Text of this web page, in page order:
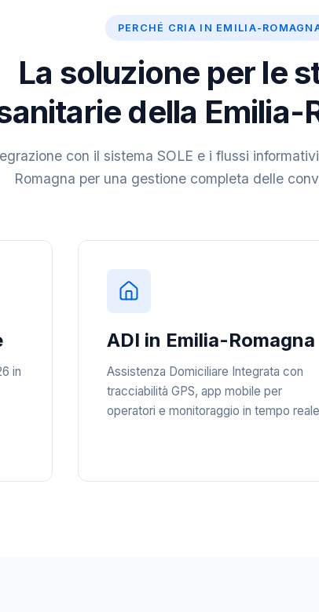
PERCHÉ CRIA IN EMILIA-
La soluzione per le
della Emilia-
con il sistema SOLE e i flussi
Romagna per una gestione completa delle
in
ADI in Emilia-Romagna
Assistenza Domiciliare Integrata con
tracciabilità GPS, app mobile per
operatori e monitoraggio in tempo